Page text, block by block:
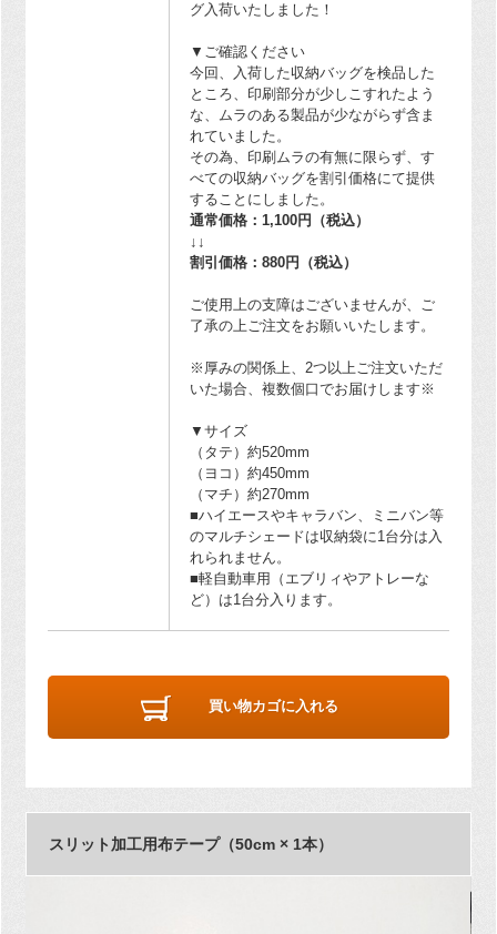
グ入荷いたしました！
▼ご確認ください
今回、入荷した収納バッグを検品した
ところ、印刷部分が少しこすれたよう
な、ムラのある製品が少ながらず含ま
れていました。
その為、印刷ムラの有無に限らず、す
べての収納バッグを割引価格にて提供
することにしました。
通常価格：1,100円（税込）
↓↓
割引価格：880円（税込）
ご使用上の支障はございませんが、ご
了承の上ご注文をお願いいたします。
※厚みの関係上、2つ以上ご注文いただ
いた場合、複数個口でお届けします※
▼サイズ
（タテ）約520mm
（ヨコ）約450mm
（マチ）約270mm
■ハイエースやキャラバン、ミニバン等
のマルチシェードは収納袋に1台分は入
れられません。
■軽自動車用（エブリィやアトレーな
ど）は1台分入ります。
買い物カゴに入れる
スリット加工用布テープ（50cm × 1本）